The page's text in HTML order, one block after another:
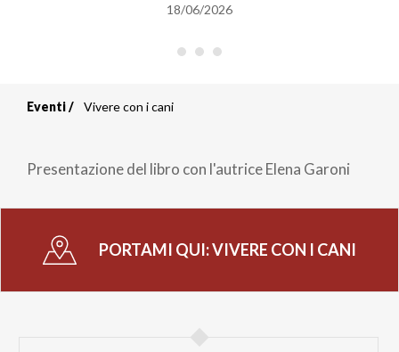
18/06/2026
di
pane
Eventi Vivere con i cani
Presentazione del libro con l'autrice Elena Garoni
PORTAMI QUI:VIVERE CON I CANI